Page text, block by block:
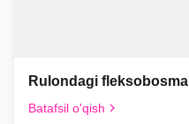
Rulondagi fleksobosma
Batafsil o'qish